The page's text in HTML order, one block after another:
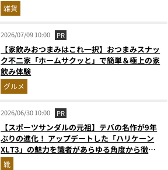
雑貨
2026/07/09 10:00 PR
【家飲みおつまみはこれ一択】おつまみスナッ
ク不二家「ホームサクッと」で簡単＆極上の家
飲み体験
グルメ
2026/06/30 10:00 PR
【スポーツサンダルの元祖】テバの名作が9年
ぶりの進化！ アップデートした「ハリケーン
XLT3」の魅力を識者があらゆる角度から徹底
解説！
靴